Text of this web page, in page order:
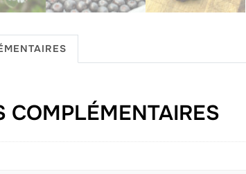
COMPLÉMENTAIRES